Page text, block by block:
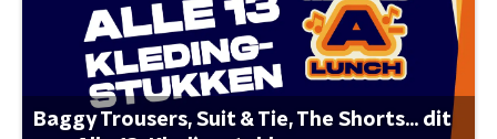
Baggy Trousers, Suit & Tie, The Shorts... dit